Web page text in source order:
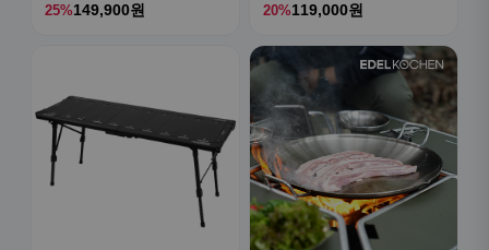
25%149,900원 20%119,000원